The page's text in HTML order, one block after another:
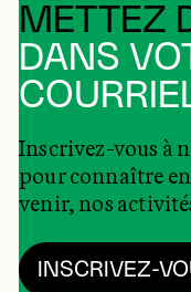
METTEZ
DANS
Inscrivez-vous à
pour connaître
venir, nos
INSCRIVEZ-